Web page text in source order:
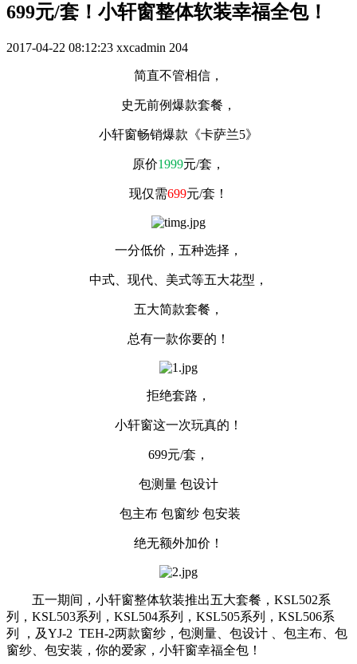
699元/套！小轩窗整体软装幸福全包！
2017-04-22 08:12:23 xxcadmin 204
简直不管相信，
史无前例爆款套餐，
小轩窗畅销爆款《卡萨兰5》
原价1999元/套，
现仅需699元/套！
一分低价，五种选择，
中式、现代、美式等五大花型，
五大简款套餐，
总有一款你要的！
拒绝套路，
小轩窗这一次玩真的！
699元/套，
包测量 包设计
包主布 包窗纱 包安装
绝无额外加价！
五一期间，小轩窗整体软装推出五大套餐，KSL502系
列，KSL503系列，KSL504系列，KSL505系列，KSL506系
列 ，及YJ-2 TEH-2两款窗纱，包测量、包设计 、包主布、包
窗纱、包安装，你的爱家，小轩窗幸福全包！